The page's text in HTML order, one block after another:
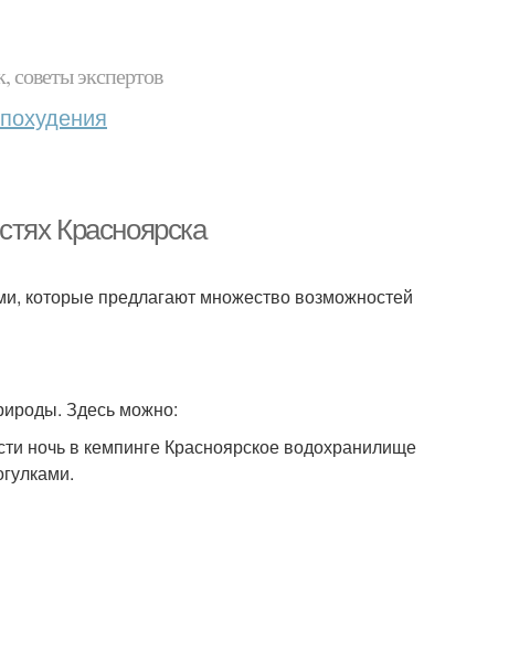
экспертов
Красноярска
которые предлагают множество возможностей
Здесь можно:
ночь в кемпинге Красноярское водохранилище